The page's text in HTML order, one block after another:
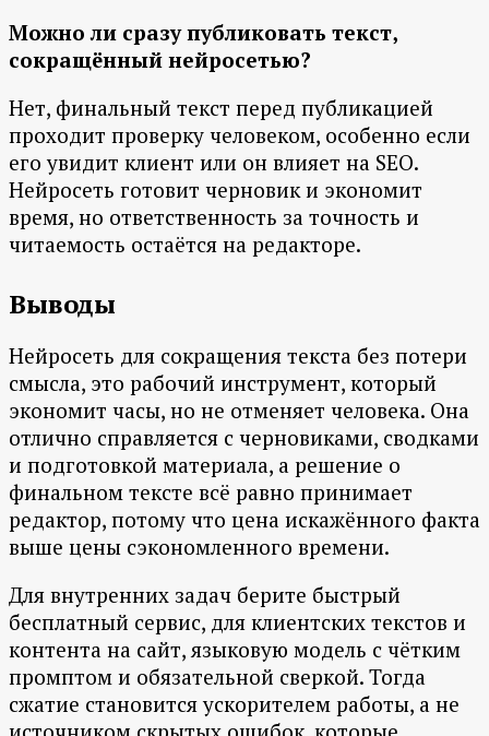
Можно ли сразу публиковать текст,
сокращённый нейросетью?
Нет, финальный текст перед публикацией
проходит проверку человеком, особенно если
его увидит клиент или он влияет на SEO.
Нейросеть готовит черновик и экономит
время, но ответственность за точность и
читаемость остаётся на редакторе.
Выводы
Нейросеть для сокращения текста без потери
смысла, это рабочий инструмент, который
экономит часы, но не отменяет человека. Она
отлично справляется с черновиками, сводками
и подготовкой материала, а решение о
финальном тексте всё равно принимает
редактор, потому что цена искажённого факта
выше цены сэкономленного времени.
Для внутренних задач берите быстрый
бесплатный сервис, для клиентских текстов и
контента на сайт, языковую модель с чётким
промптом и обязательной сверкой. Тогда
сжатие становится ускорителем работы, а не